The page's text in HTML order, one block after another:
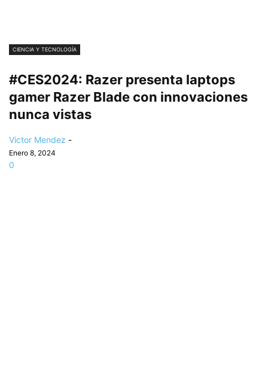
CIENCIA Y TECNOLOGÍA
#CES2024: Razer presenta laptops
gamer Razer Blade con innovaciones
nunca vistas
Victor Mendez -
Enero 8, 2024
0